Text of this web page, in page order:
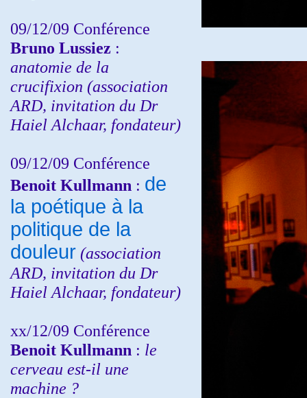
09/12/09 Conférence
Bruno Lussiez :
anatomie de la
crucifixion (association
ARD, invitation du Dr
Haiel Alchaar, fondateur)
09/12/09 Conférence
Benoit Kullmann : de
la poétique à la
politique de la
douleur (association
ARD, invitation du Dr
Haiel Alchaar, fondateur)
xx/12/09 Conférence
Benoit Kullmann : le
cerveau est-il une
machine ?